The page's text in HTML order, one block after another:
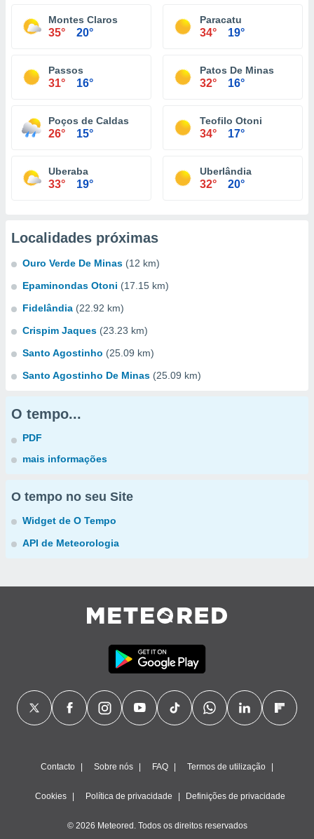
Montes Claros
35° 20°
Paracatu
34° 19°
Passos
31° 16°
Patos De Minas
32° 16°
Poços de Caldas
26° 15°
Teofilo Otoni
34° 17°
Uberaba
33° 19°
Uberlândia
32° 20°
Localidades próximas
Ouro Verde De Minas (12 km)
Epaminondas Otoni (17.15 km)
Fidelândia (22.92 km)
Crispim Jaques (23.23 km)
Santo Agostinho (25.09 km)
Santo Agostinho De Minas (25.09 km)
O tempo...
PDF
mais informações
O tempo no seu Site
Widget de O Tempo
API de Meteorologia
Contacto Sobre nós FAQ Termos de utilização
Cookies Política de privacidade Definições de privacidade
© 2026 Meteored. Todos os direitos reservados